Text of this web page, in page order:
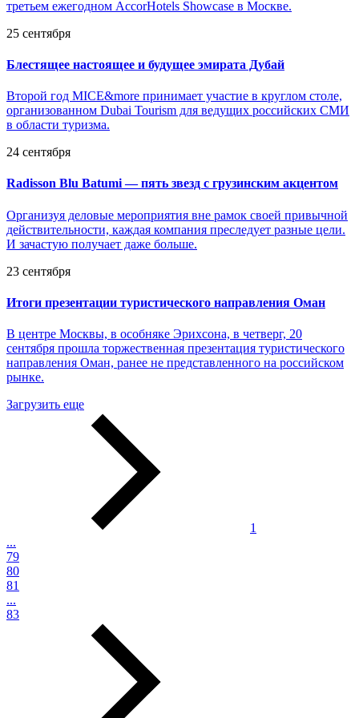
третьем ежегодном AccorHotels Showcase в Москве.
25 сентября
Блестящее настоящее и будущее эмирата Дубай
Второй год MICE&more принимает участие в круглом столе,
организованном Dubai Tourism для ведущих российских СМИ
в области туризма.
24 сентября
Radisson Blu Batumi — пять звезд с грузинским акцентом
Организуя деловые мероприятия вне рамок своей привычной
действительности, каждая компания преследует разные цели.
И зачастую получает даже больше.
23 сентября
Итоги презентации туристического направления Оман
В центре Москвы, в особняке Эрихсона, в четверг, 20
сентября прошла торжественная презентация туристического
направления Оман, ранее не представленного на российском
рынке.
Загрузить еще
1
...
79
80
81
...
83